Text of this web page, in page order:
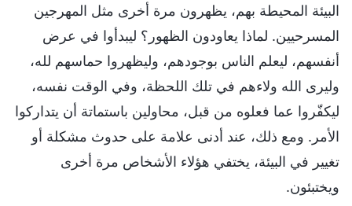
البيئة المحيطة بهم، يظهرون مرة أخرى مثل المهرجين
المسرحيين. لماذا يعاودون الظهور؟ ليبدأوا في عرض
أنفسهم، ليعلم الناس بوجودهم، وليظهروا حماسهم لله،
وليرى الله ولاءهم في تلك اللحظة، وفي الوقت نفسه،
ليكفّروا عما فعلوه من قبل، محاولين باستماتة أن يتداركوا
الأمر. ومع ذلك، عند أدنى علامة على حدوث مشكلة أو
تغيير في البيئة، يختفي هؤلاء الأشخاص مرة أخرى
ويختبئون.